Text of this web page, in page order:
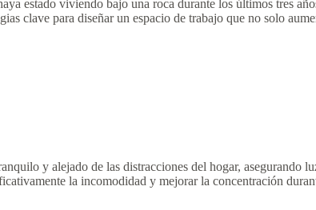
estado viviendo bajo una roca durante los últimos tres
clave para diseñar un espacio de trabajo que no solo
y alejado de las distracciones del hogar, asegurando
la incomodidad y mejorar la concentración